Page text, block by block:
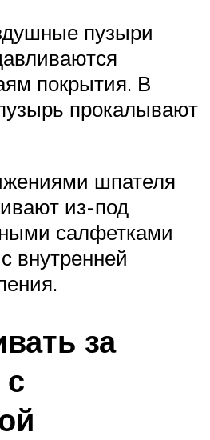
пузыри
покрытия. В
прокалывают
шпателя
из-под
салфетками
внутренней
за